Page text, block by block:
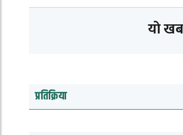
यो
प्रतिक्रिया